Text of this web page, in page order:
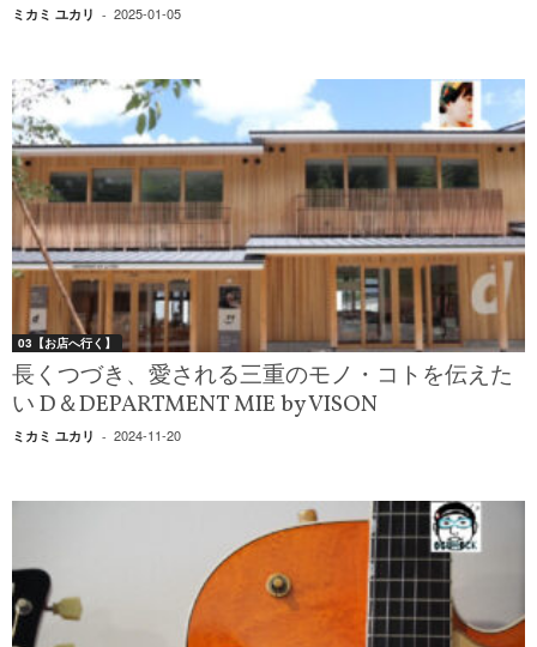
ミカミ ユカリ - 2025-01-05
03【お店へ行く】
長くつづき、愛される三重のモノ・コトを伝えた
い D＆DEPARTMENT MIE by VISON
ミカミ ユカリ - 2024-11-20